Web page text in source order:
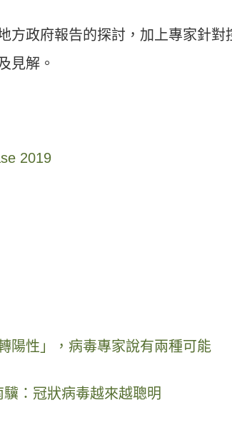
方政府報告的探討，加上專家針對
見解。
2019
陽性」，病毒專家說有兩種可能
：冠狀病毒越來越聰明